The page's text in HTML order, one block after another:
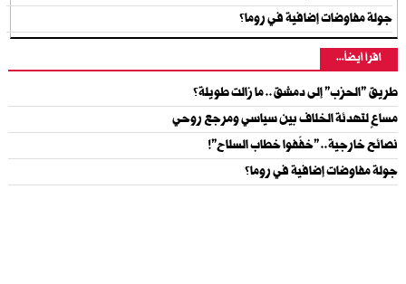
جولة مفاوضات إضافية في روما؟
اقرأ أيضاً...
طريق "الحزب" إلى دمشق.. ما زالت طويلة؟
مساعٍ لتهدئة الخلاف بين سياسي ومرجع روحي
نصائح خارجية.. "خفّفوا خطاب السلاح"!
جولة مفاوضات إضافية في روما؟